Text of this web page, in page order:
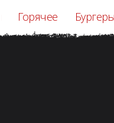
Горячее Бургеры